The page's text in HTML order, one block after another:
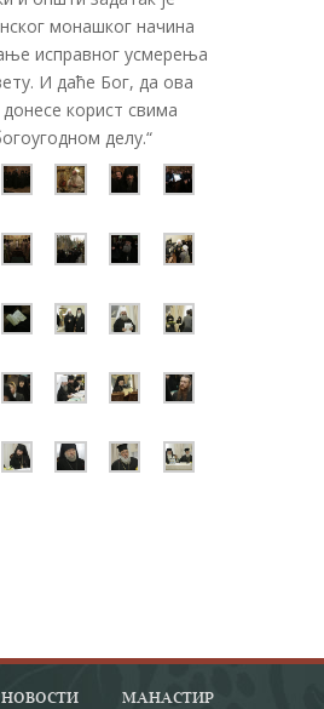
монашког начина
исправног усмерења
И даће Бог, да ова
корист свима
делу.“
НОВОСТИ МАНАСТИР